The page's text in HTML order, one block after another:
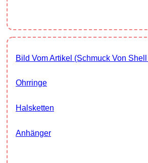
Bild Vom Artikel (Schmuck Von
Ohrringe
Halsketten
Anhänger